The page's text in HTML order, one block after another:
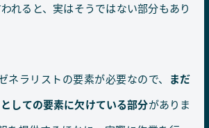
れると、実はそうではない部分もあり
ネラリストの要素が必要なので、
まだ
しての要素に欠けている部分がありま